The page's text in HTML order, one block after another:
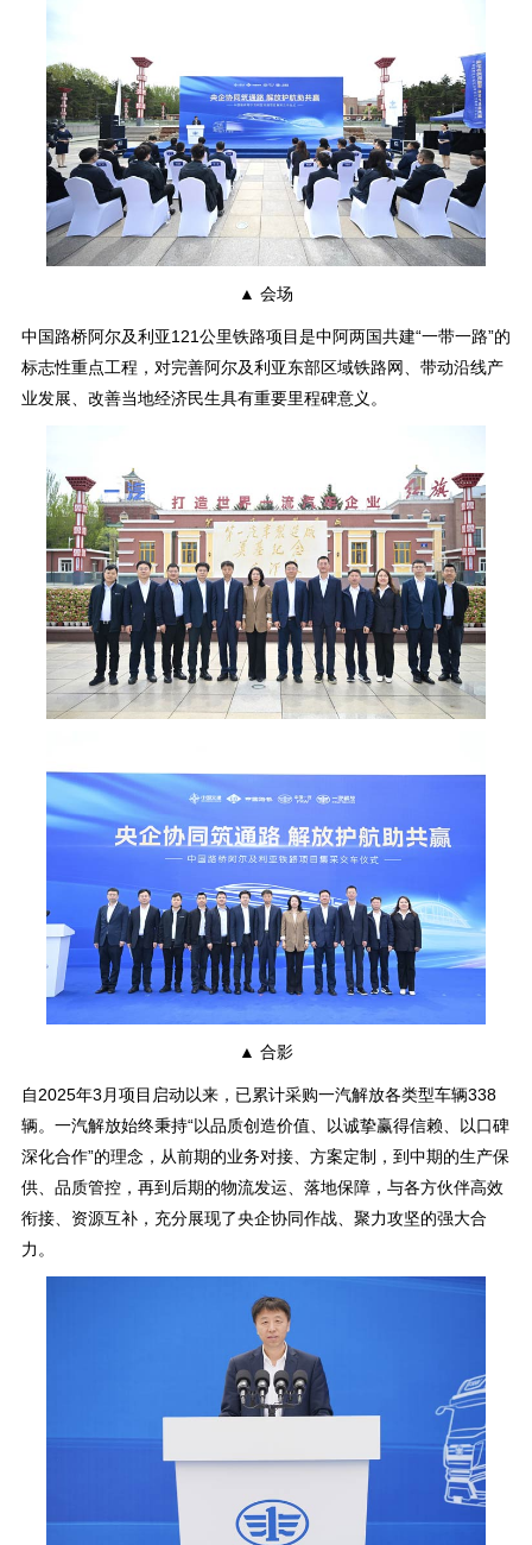
▲ 会场
中国路桥阿尔及利亚121公里铁路项目是中阿两国共建“一带一路”的
标志性重点工程，对完善阿尔及利亚东部区域铁路网、带动沿线产
业发展、改善当地经济民生具有重要里程碑意义。
▲ 合影
自2025年3月项目启动以来，已累计采购一汽解放各类型车辆338
辆。一汽解放始终秉持“以品质创造价值、以诚挚赢得信赖、以口碑
深化合作”的理念，从前期的业务对接、方案定制，到中期的生产保
供、品质管控，再到后期的物流发运、落地保障，与各方伙伴高效
衔接、资源互补，充分展现了央企协同作战、聚力攻坚的强大合
力。